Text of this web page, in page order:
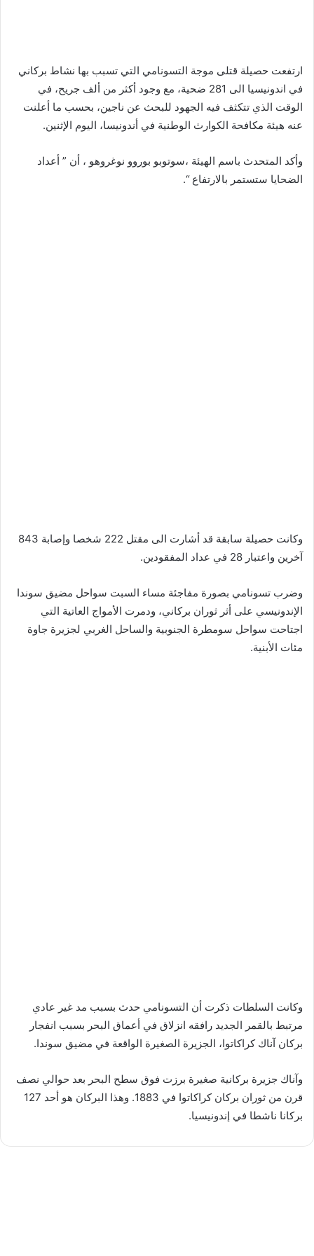
ارتفعت حصيلة قتلى موجة التسونامي التي تسبب بها نشاط بركاني
في اندونيسيا الى 281 ضحية، مع وجود أكثر من ألف جريح، في
الوقت الذي تتكثف فيه الجهود للبحث عن ناجين، بحسب ما أعلنت
عنه هيئة مكافحة الكوارث الوطنية في أندونيسا، اليوم الإثنين.
وأكد المتحدث باسم الهيئة ،سوتوبو بوروو نوغروهو ، أن ” أعداد
الضحايا ستستمر بالارتفاع “.
وكانت حصيلة سابقة قد أشارت الى مقتل 222 شخصا وإصابة 843
آخرين واعتبار 28 في عداد المفقودين.
وضرب تسونامي بصورة مفاجئة مساء السبت سواحل مضيق سوندا
الإندونيسي على أثر ثوران بركاني، ودمرت الأمواج العاتية التي
اجتاحت سواحل سومطرة الجنوبية والساحل الغربي لجزيرة جاوة
مئات الأبنية.
وكانت السلطات ذكرت أن التسونامي حدث بسبب مد غير عادي
مرتبط بالقمر الجديد رافقه انزلاق في أعماق البحر بسبب انفجار
بركان آناك كراكاتوا، الجزيرة الصغيرة الواقعة في مضيق سوندا.
وآناك جزيرة بركانية صغيرة برزت فوق سطح البحر بعد حوالي نصف
قرن من ثوران بركان كراكاتوا في 1883. وهذا البركان هو أحد 127
بركانا ناشطا في إندونيسيا.